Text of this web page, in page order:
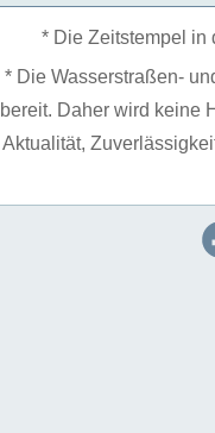
* Die Zeitstempel in
* Die Wasserstraßen-
bereit. Daher wird keine
Aktualität,